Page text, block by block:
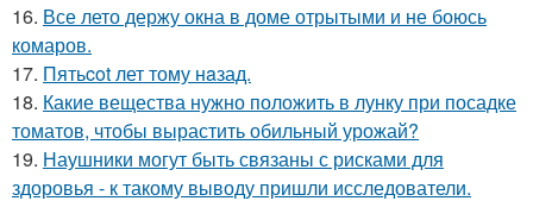
16. Все лето держу окна в доме отрытыми и не боюсь
комаров.
17. Пятьcot лет тому нaзад.
18. Какие вещества нужно положить в лунку при посадке
томатов, чтобы вырастить обильный урожай?
19. Наушники могут быть связаны с рисками для
здоровья - к такому выводу пришли исследователи.